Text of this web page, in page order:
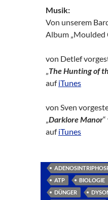
Musik:
Von unserem
Album „Moulded
von Detlef
„The Hunting of
aufiTunes
von Sven
„Darklore Manor
aufiTunes
ATP
BIOLOGIE
DÜNGER